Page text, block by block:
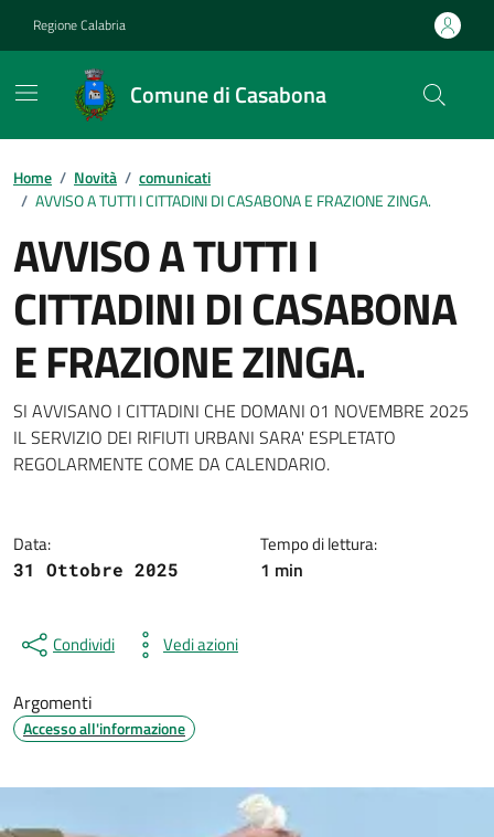
Regione Calabria
Comune di Casabona
Home / Novità / comunicati
/ AVVISO A TUTTI I CITTADINI DI CASABONA E FRAZIONE ZINGA.
AVVISO A TUTTI I
CITTADINI DI CASABONA
E FRAZIONE ZINGA.
Dettagli della notizia
SI AVVISANO I CITTADINI CHE DOMANI 01 NOVEMBRE 2025
IL SERVIZIO DEI RIFIUTI URBANI SARA' ESPLETATO
REGOLARMENTE COME DA CALENDARIO.
Data:
31 Ottobre 2025
Tempo di lettura:
1 min
Condividi Vedi azioni
Argomenti
Accesso all'informazione